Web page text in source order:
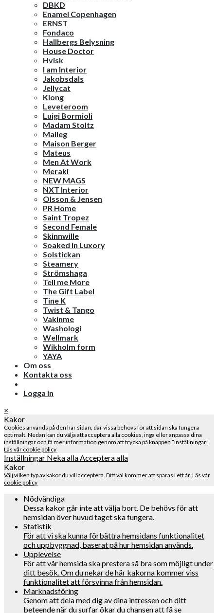
DBKD
Enamel Copenhagen
ERNST
Fondaco
Hallbergs Belysning
House Doctor
Hvisk
I am Interior
Jakobsdals
Jellycat
Klong
Leveteroom
Luigi Bormioli
Madam Stoltz
Maileg
Maison Berger
Mateus
Men At Work
Meraki
NEW MAGS
NXT Interior
Olsson & Jensen
PR Home
Saint Tropez
Second Female
Skinnwille
Soaked in Luxory
Solstickan
Steamery
Strömshaga
Tell me More
The Gift Label
Tine K
Twist & Tango
Vakinme
Washologi
Wellmark
Wikholm form
YAYA
Om oss
Kontakta oss
Logga in
×
Kakor
Cookies används på den här sidan, där vissa behövs för att sidan ska fungera
optimalt. Nedan kan du välja att acceptera alla cookies, inga eller anpassa dina
inställningar och få mer information genom att trycka på knappen ”inställningar”.
Läs vår cookie policy
Inställningar Neka allaAcceptera alla
Kakor
Välj vilken typ av kakor du vill acceptera. Ditt val kommer att sparas i ett år. Läs vår
cookie policy
Nödvändiga
Dessa kakor går inte att välja bort. De behövs för att
hemsidan över huvud taget ska fungera.
Statistik
För att vi ska kunna förbättra hemsidans funktionalitet
och uppbyggnad, baserat på hur hemsidan används.
Upplevelse
För att vår hemsida ska prestera så bra som möjligt under
ditt besök. Om du nekar de här kakorna kommer viss
funktionalitet att försvinna från hemsidan.
Marknadsföring
Genom att dela med dig av dina intressen och ditt
beteende när du surfar ökar du chansen att få se